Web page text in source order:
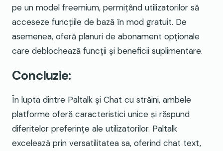
pe un model freemium, permițând utilizatorilor să
acceseze funcțiile de bază în mod gratuit. De
asemenea, oferă planuri de abonament opționale
care deblochează funcții și beneficii suplimentare.
Concluzie:
În lupta dintre Paltalk și Chat cu străini, ambele
platforme oferă caracteristici unice și răspund
diferitelor preferințe ale utilizatorilor. Paltalk
excelează prin versatilitatea sa, oferind chat text,